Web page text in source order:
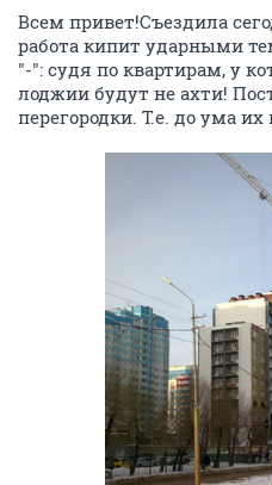
Всем привет!Съездила
работа кипит ударными
"-": судя по квартирам, у
лоджии будут не ахти!
перегородки. Т.е. до ума